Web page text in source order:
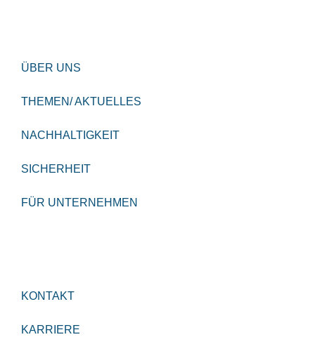
ÜBER UNS
THEMEN/ AKTUELLES
NACHHALTIGKEIT
SICHERHEIT
FÜR UNTERNEHMEN
KONTAKT
KARRIERE